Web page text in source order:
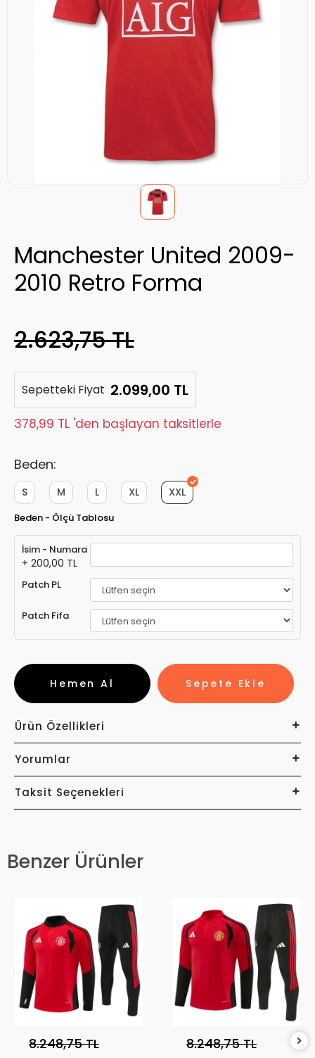
Manchester United 2009-
2010 Retro Forma
2.623,75 TL
Sepetteki Fiyat 2.099,00 TL
378,99 TL 'den başlayan taksitlerle
Beden:
XXL
XL
L
M
S
Beden - Ölçü Tablosu
İsim - Numara
+ 200,00 TL
Patch PL
Patch Fifa
Sepete Ekle
Hemen Al
Ürün Özellikleri
Yorumlar
Taksit Seçenekleri
Benzer Ürünler
8.248,75 TL 8.248,75 TL